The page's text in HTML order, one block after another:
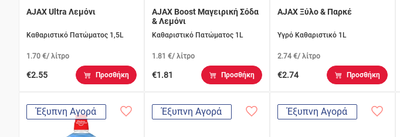
AJAX Ultra Λεμόνι
Καθαριστικό Πατώματος 1,5L
1.70 €/ λίτρο
€2.55 Προσθήκη
AJAX Boost Μαγειρική Σόδα
& Λεμόνι
Καθαριστικό Πατώματος 1L
1.81 €/ λίτρο
€1.81 Προσθήκη
AJAX Ξύλο & Παρκέ
Υγρό Καθαριστικό 1L
2.74 €/ λίτρο
€2.74 Προσθήκη
Έξυπνη Αγορά Έξυπνη Αγορά Έξυπνη Αγορά